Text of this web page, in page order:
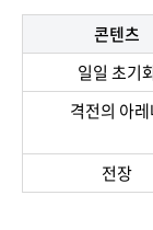
콘텐츠
일일 초기
격전의 아
전장